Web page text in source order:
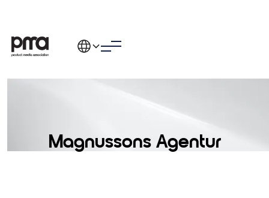
Magnussons Agentur